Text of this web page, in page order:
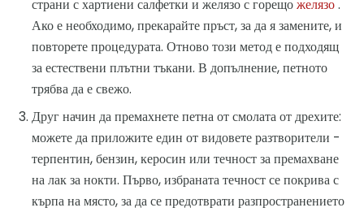
страни с хартиени салфетки и желязо с горещожелязо.
Ако е необходимо, прекарайте пръст, за да я замените, и
повторете процедурата. Отново този метод е подходящ
за естествени плътни тъкани. В допълнение, петното
трябва да е свежо.
Друг начин да премахнете петна от смолата от дрехите:
можете да приложите един от видовете разтворители -
терпентин, бензин, керосин или течност за премахване
на лак за нокти. Първо, избраната течност се покрива с
кърпа на място, за да се предотврати разпространението